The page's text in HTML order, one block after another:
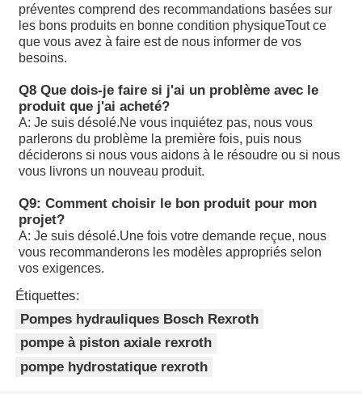
membre de l'expédition.
A10VSO71DRS/32R-VPB22U99: les données sont
autorités compétentes.
A10VSO100 DFLR/31R-PPA12N00: Les données sont
autorités compétentes.
A10VSO100DFR1/31R-VPA12N00
A10VSO100DR/32R-VPB12N00: Les données sont
Les tests de dépistage doivent être effectués sur des
produits chimiques.
Les produits de la catégorie A10VSO100DRS/32R-
Les données de l'échantillon doivent être fournies à
de l'État membre où l'échantillon est situé.
membre où le véhicule est situé.
préventes comprend des recommandations basées sur
les bons produits en bonne condition physiqueTout ce
que vous avez à faire est de nous informer de vos
besoins.
Q8 Que dois-je faire si j'ai un problème avec le
produit que j'ai acheté?
A: Je suis désolé.Ne vous inquiétez pas, nous vous
parlerons du problème la première fois, puis nous
déciderons si nous vous aidons à le résoudre ou si nous
vous livrons un nouveau produit.
Q9: Comment choisir le bon produit pour mon
projet?
A: Je suis désolé.Une fois votre demande reçue, nous
vous recommanderons les modèles appropriés selon
vos exigences.
Étiquettes:
Pompes hydrauliques Bosch Rexroth
pompe à piston axiale rexroth
pompe hydrostatique rexroth